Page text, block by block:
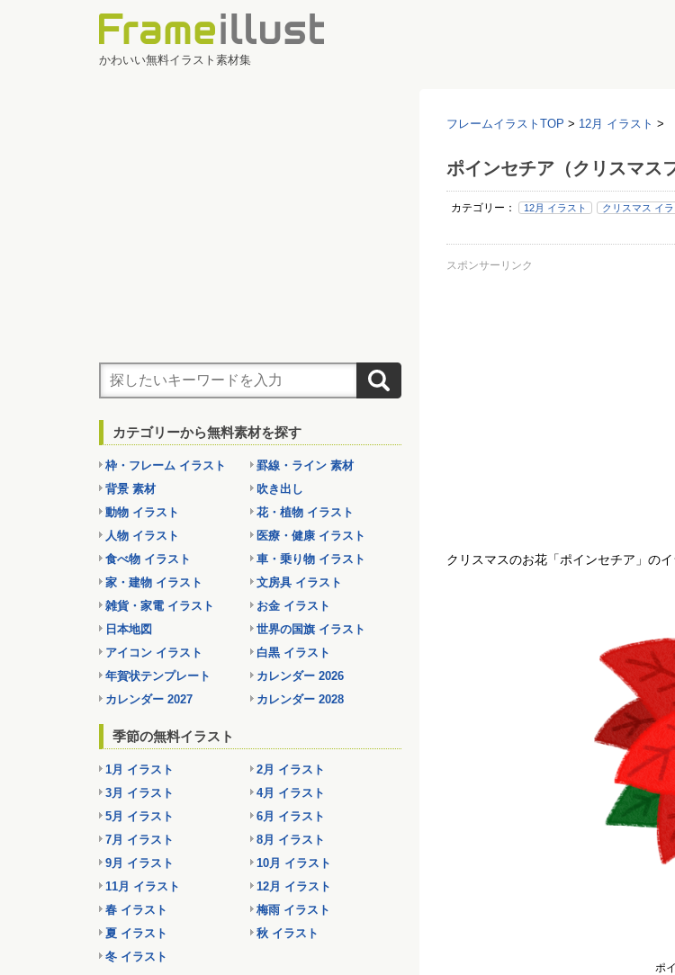
かわいい無料イラスト素材集
フレームイラストTOP > 12月 イラスト >
ポインセチア（クリスマス
カテゴリー： 12月 イラスト クリスマス イラ
スポンサーリンク
クリスマスのお花「ポインセチア」のイ
ポ
カテゴリーから無料素材を探す
枠・フレーム イラスト
罫線・ライン 素材
背景 素材
吹き出し
動物 イラスト
花・植物 イラスト
人物 イラスト
医療・健康 イラスト
食べ物 イラスト
車・乗り物 イラスト
家・建物 イラスト
文房具 イラスト
雑貨・家電 イラスト
お金 イラスト
日本地図
世界の国旗 イラスト
アイコン イラスト
白黒 イラスト
年賀状テンプレート
カレンダー 2026
カレンダー 2027
カレンダー 2028
季節の無料イラスト
1月 イラスト
2月 イラスト
3月 イラスト
4月 イラスト
5月 イラスト
6月 イラスト
7月 イラスト
8月 イラスト
9月 イラスト
10月 イラスト
11月 イラスト
12月 イラスト
春 イラスト
梅雨 イラスト
夏 イラスト
秋 イラスト
冬 イラスト